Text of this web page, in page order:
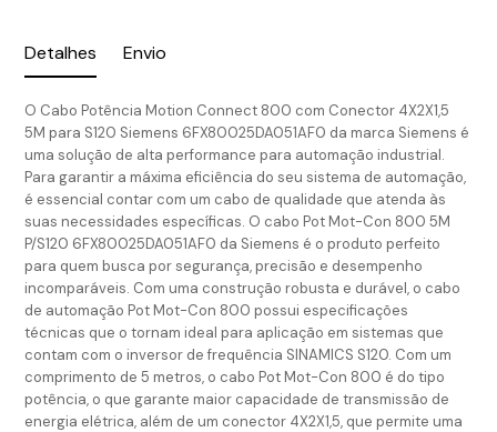
Detalhes Envio
O Cabo Potência Motion Connect 800 com Conector 4X2X1,5
5M para S120 Siemens 6FX80025DA051AF0 da marca Siemens é
uma solução de alta performance para automação industrial.
Para garantir a máxima eficiência do seu sistema de automação,
é essencial contar com um cabo de qualidade que atenda às
suas necessidades específicas. O cabo Pot Mot-Con 800 5M
P/S120 6FX80025DA051AF0 da Siemens é o produto perfeito
para quem busca por segurança, precisão e desempenho
incomparáveis. Com uma construção robusta e durável, o cabo
de automação Pot Mot-Con 800 possui especificações
técnicas que o tornam ideal para aplicação em sistemas que
contam com o inversor de frequência SINAMICS S120. Com um
comprimento de 5 metros, o cabo Pot Mot-Con 800 é do tipo
potência, o que garante maior capacidade de transmissão de
energia elétrica, além de um conector 4X2X1,5, que permite uma